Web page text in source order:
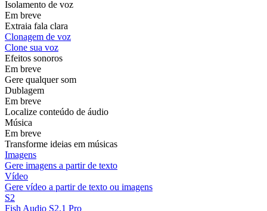
Isolamento de voz
Em breve
Extraia fala clara
Clonagem de voz
Clone sua voz
Efeitos sonoros
Em breve
Gere qualquer som
Dublagem
Em breve
Localize conteúdo de áudio
Música
Em breve
Transforme ideias em músicas
Imagens
Gere imagens a partir de texto
Vídeo
Gere vídeo a partir de texto ou imagens
S2
Fish Audio S2.1 Pro